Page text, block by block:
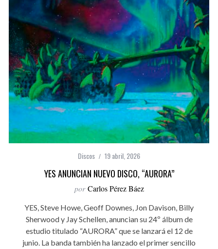
Discos 19 abril, 2026
YES ANUNCIAN NUEVO DISCO, “AURORA”
por Carlos Pérez Báez
YES, Steve Howe, Geoff Downes, Jon Davison, Billy
Sherwood y Jay Schellen, anuncian su 24º álbum de
estudio titulado “AURORA” que se lanzará el 12 de
junio. La banda también ha lanzado el primer sencillo